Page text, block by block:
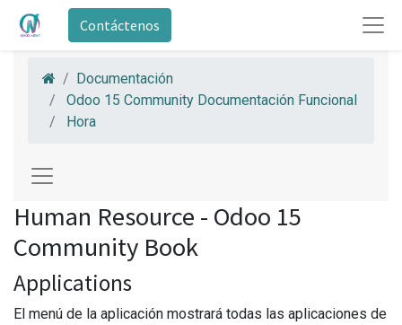
Contáctenos
Documentación
Odoo 15 Community Documentación Funcional
Hora
Human Resource - Odoo 15
Community Book
Applications
El menú de la aplicación mostrará todas las aplicaciones de